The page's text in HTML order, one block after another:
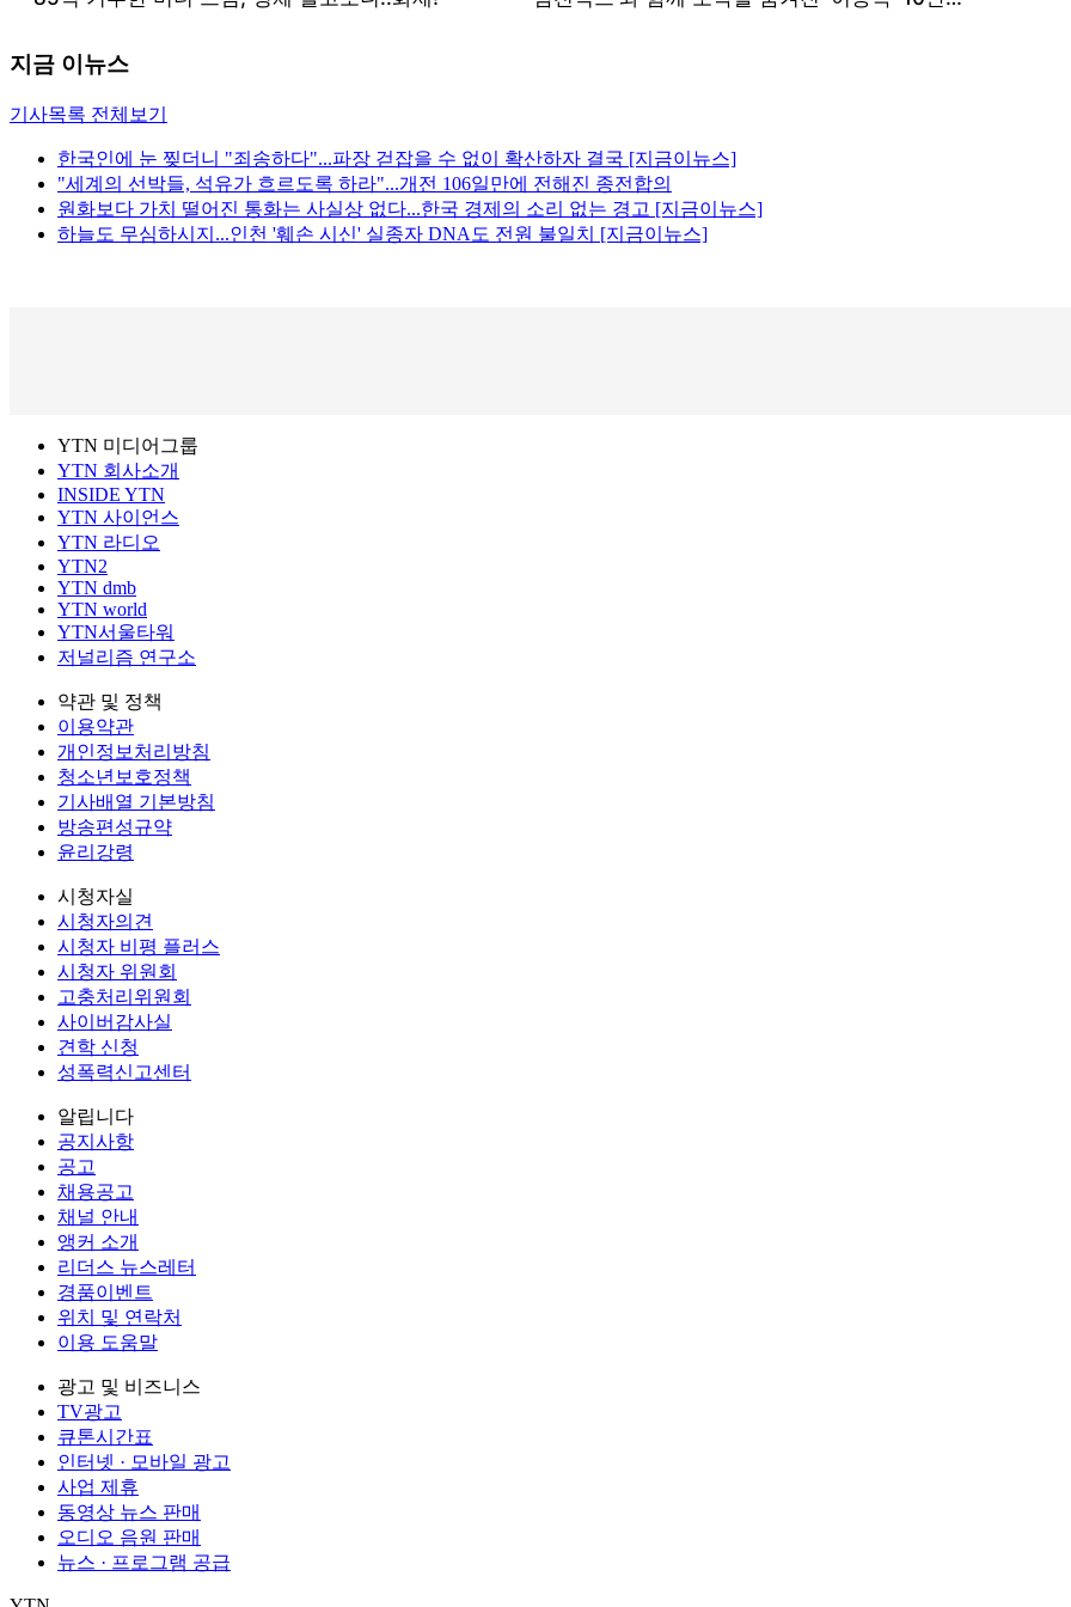
지금 이뉴스
기사목록 전체보기
한국인에 눈 찢더니 "죄송하다"...파장 걷잡을 수 없이 확산하자 결국 [지금이뉴스]
"세계의 선박들, 석유가 흐르도록 하라"...개전 106일만에 전해진 종전합의
원화보다 가치 떨어진 통화는 사실상 없다...한국 경제의 소리 없는 경고 [지금이뉴스]
하늘도 무심하시지...인천 '훼손 시신' 실종자 DNA도 전원 불일치 [지금이뉴스]
YTN 미디어그룹
YTN 회사소개
INSIDE YTN
YTN 사이언스
YTN 라디오
YTN2
YTN dmb
YTN world
YTN서울타워
저널리즘 연구소
약관 및 정책
이용약관
개인정보처리방침
청소년보호정책
기사배열 기본방침
방송편성규약
윤리강령
시청자실
시청자의견
시청자 비평 플러스
시청자 위원회
고충처리위원회
사이버감사실
견학 신청
성폭력신고센터
알립니다
공지사항
공고
채용공고
채널 안내
앵커 소개
리더스 뉴스레터
경품이벤트
위치 및 연락처
이용 도움말
광고 및 비즈니스
TV광고
큐톤시간표
인터넷 · 모바일 광고
사업 제휴
동영상 뉴스 판매
오디오 음원 판매
뉴스 · 프로그램 공급